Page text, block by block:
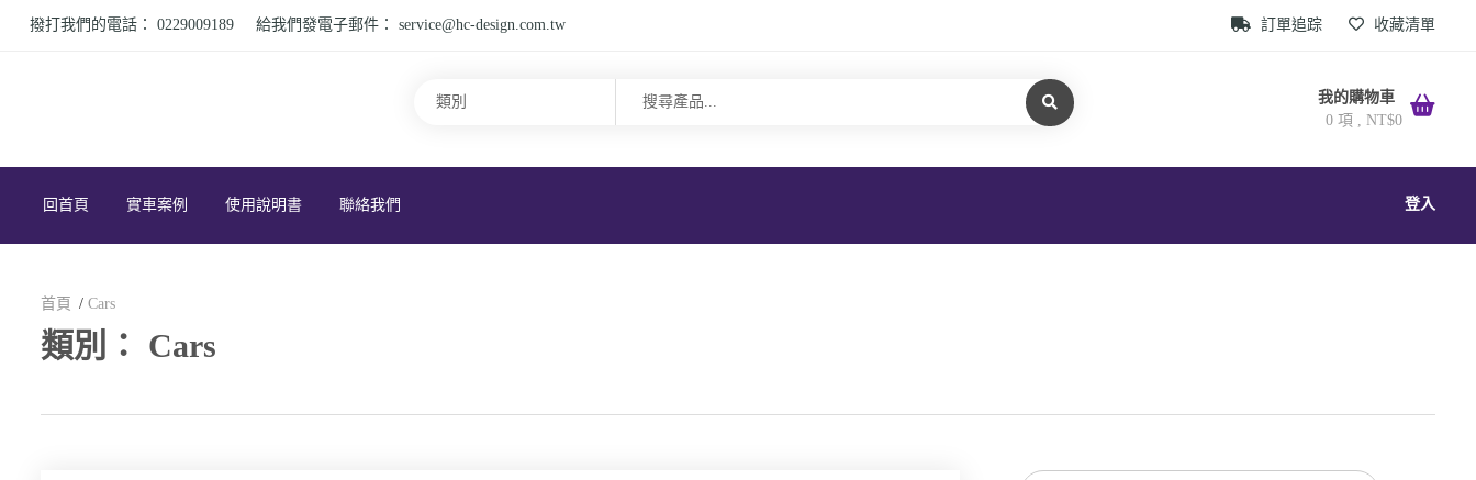
撥打我們的電話： 0229009189 給我們發電子郵件： service@hc-design.com.tw 訂單追踪 收藏清單
我的購物車
0 項 , NT$0
回首頁 實車案例 使用說明書 聯絡我們 登入
首頁 Cars
類別： Cars